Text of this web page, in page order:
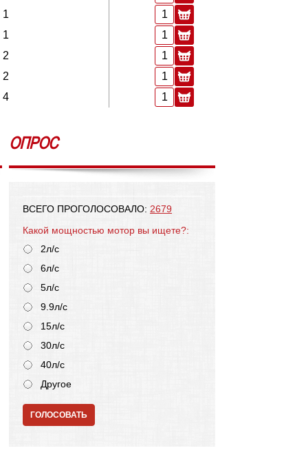
1
1
2
2
4
ОПРОС
ВСЕГО ПРОГОЛОСОВАЛО: 2679
Какой мощностью мотор вы ищете?:
2л/с
6л/с
5л/с
9.9л/с
15л/с
30л/с
40л/с
Другое
ГОЛОСОВАТЬ